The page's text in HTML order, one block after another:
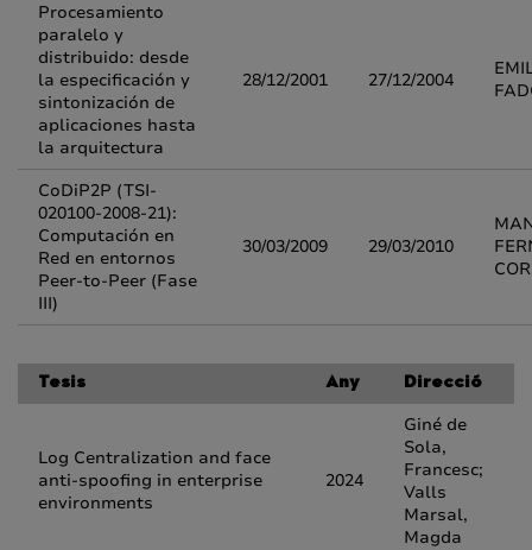
Procesamiento
paralelo y
distribuido: desde
la especificación y
sintonización de
aplicaciones hasta
la arquitectura
28/12/2001 27/12/2004
CoDiP2P (TSI-
020100-2008-21):
Computación en
Red en entornos
Peer-to-Peer (Fase
III)
30/03/2009 29/03/2010
Tesis Any Direcció
Log Centralization and face
anti-spoofing in enterprise
environments
2024
Giné de
Sola,
Francesc;
Valls
Marsal,
Magda